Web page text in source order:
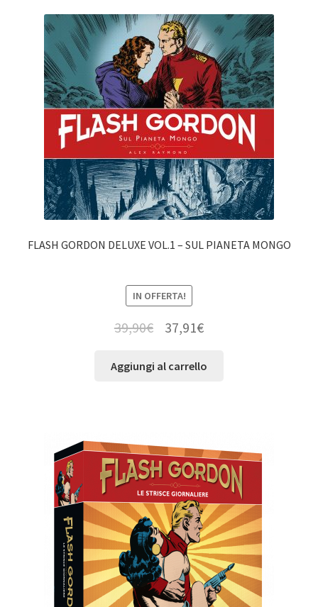
FLASH GORDON DELUXE VOL.1 – SUL PIANETA MONGO
IN OFFERTA!
39,90€ 37,91€
Aggiungi al carrello